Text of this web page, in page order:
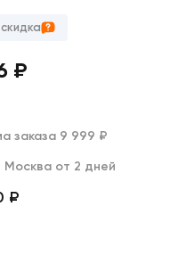
Мягкие игрушки
₽
заказа 9 999 ₽
Москва от 2 дней
₽